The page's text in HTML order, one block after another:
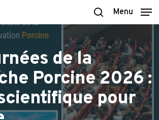
search
Menu
de la
Porcine 2026 :
pour